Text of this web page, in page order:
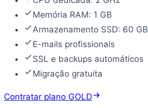
Memória RAM: 1 GB
Armazenamento SSD: 60 GB
E-mails profissionais
SSL e backups automáticos
Migração gratuita
Contratar plano GOLD